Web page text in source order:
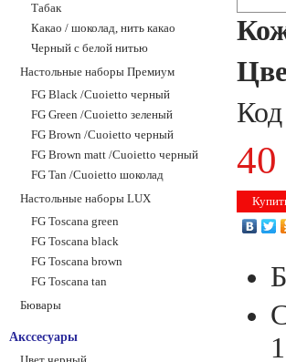
Табак
Какао / шоколад, нить какао
Черный с белой нитью
Настольные наборы Премиум
FG Black /Сuoietto черный
FG Green /Сuoietto зеленый
FG Brown /Сuoietto черный
FG Brown matt /Сuoietto черный
FG Tan /Сuoietto шоколад
Настольные наборы LUX
FG Toscana green
FG Toscana black
FG Toscana brown
FG Toscana tan
Бювары
Акссесуары
40